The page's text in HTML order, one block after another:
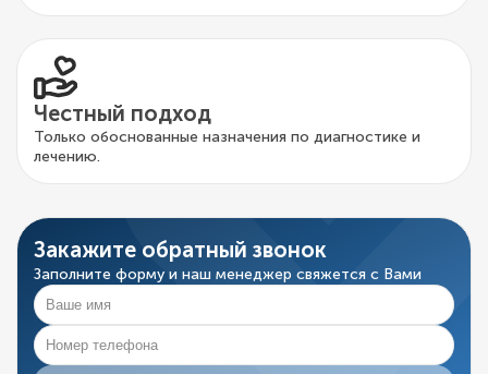
Честный подход
Только обоснованные назначения по диагностике и
лечению.
Закажите обратный звонок
Заполните форму и наш менеджер свяжется с Вами